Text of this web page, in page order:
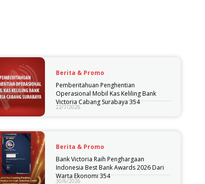
Berita & Promo
Pemberitahuan Penghentian
Operasional Mobil Kas Keliling Bank
Victoria Cabang Surabaya 354
22/7/2026
Berita & Promo
Bank Victoria Raih Penghargaan
Indonesia Best Bank Awards 2026 Dari
Warta Ekonomi 354
30/6/2026